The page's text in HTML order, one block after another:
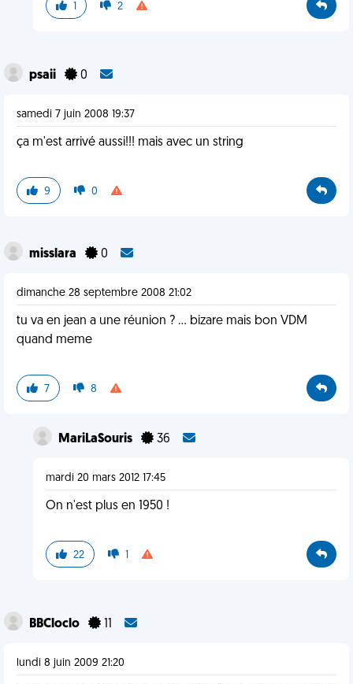
1 2
psaii 0
samedi 7 juin 2008 19:37
ça m'est arrivé aussi!!! mais avec un string
9 0
misslara 0
dimanche 28 septembre 2008 21:02
tu va en jean a une réunion ? ... bizare mais bon VDM
quand meme
7 8
MariLaSouris 36
mardi 20 mars 2012 17:45
On n'est plus en 1950 !
22 1
BBCloclo
lundi 8 juin 2009 21:20